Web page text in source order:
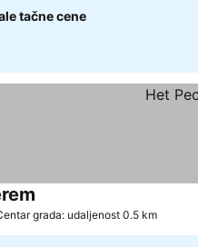
tačne cene
grada: udaljenost 0.5 km